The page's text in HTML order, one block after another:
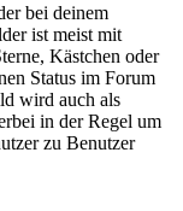
bei deinem
ist meist mit
Kästchen oder
Status im Forum
wird auch als
in der Regel um
zu Benutzer